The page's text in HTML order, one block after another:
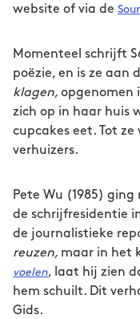
website of via de
Momenteel schrijft
poëzie, en is ze aan
klagen, opgenomen
zich op in haar huis
cupcakes eet. Tot
verhuizers.
Pete Wu (1985)
de schrijfresidentie
de journalistieke
reuzen, maar in het
voelen, laat hij zien
hem schuilt. Dit
Gids.